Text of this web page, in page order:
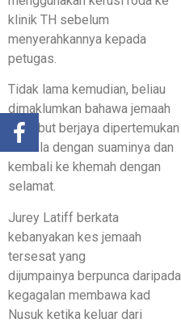
klinik TH sebelum
menyerahkannya kepada
petugas.
Tidak lama kemudian, beliau
dimaklumkan bahawa jemaah
tersebut berjaya dipertemukan
semula dengan suaminya dan
kembali ke khemah dengan
selamat.
Jurey Latiff berkata
kebanyakan kes jemaah
tersesat yang
dijumpainya berpunca daripada
kegagalan membawa kad
Nusuk ketika keluar dari